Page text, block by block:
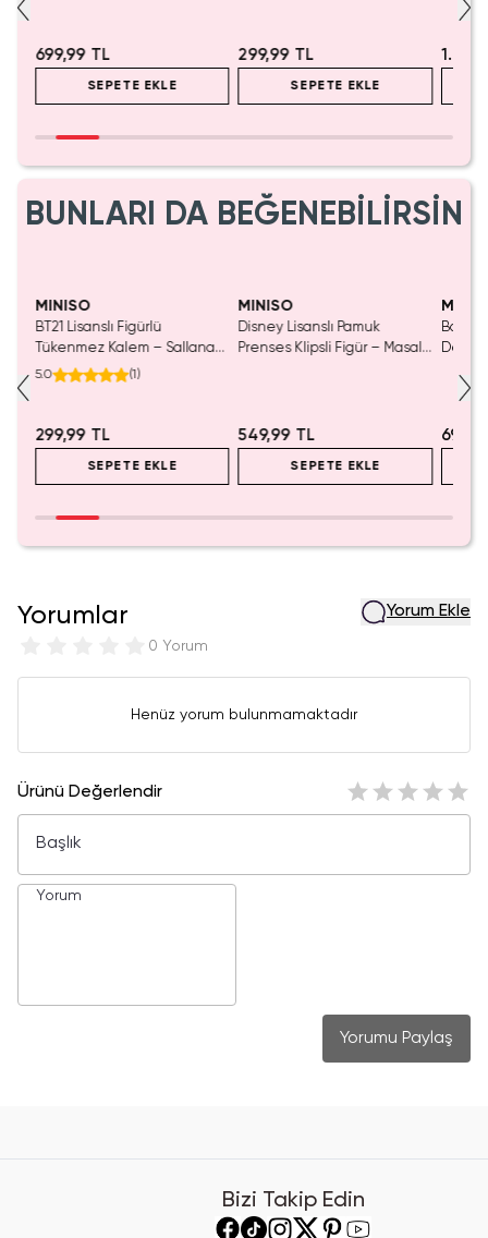
699,99 TL
SEPETE EKLE
299,99 TL
SEPETE EKLE
BUNLARI DA BEĞENEBİLİRSİN
MINISO
BT21 Lisanslı Figürlü
Tükenmez Kalem – Sallanan
Silikon Karakter (7 Çeşit)
5.0 (1)
299,99 TL
SEPETE EKLE
MINISO
Disney Lisanslı Pamuk
Prenses Klipsli Figür – Masalsı
549,99 TL
SEPETE EKLE
Barbie
Yorumlar
0 Yorum
Yorum Ekle
Henüz yorum bulunmamaktadır
Ürünü Değerlendir
Yorumu Paylaş
Bizi Takip Edin